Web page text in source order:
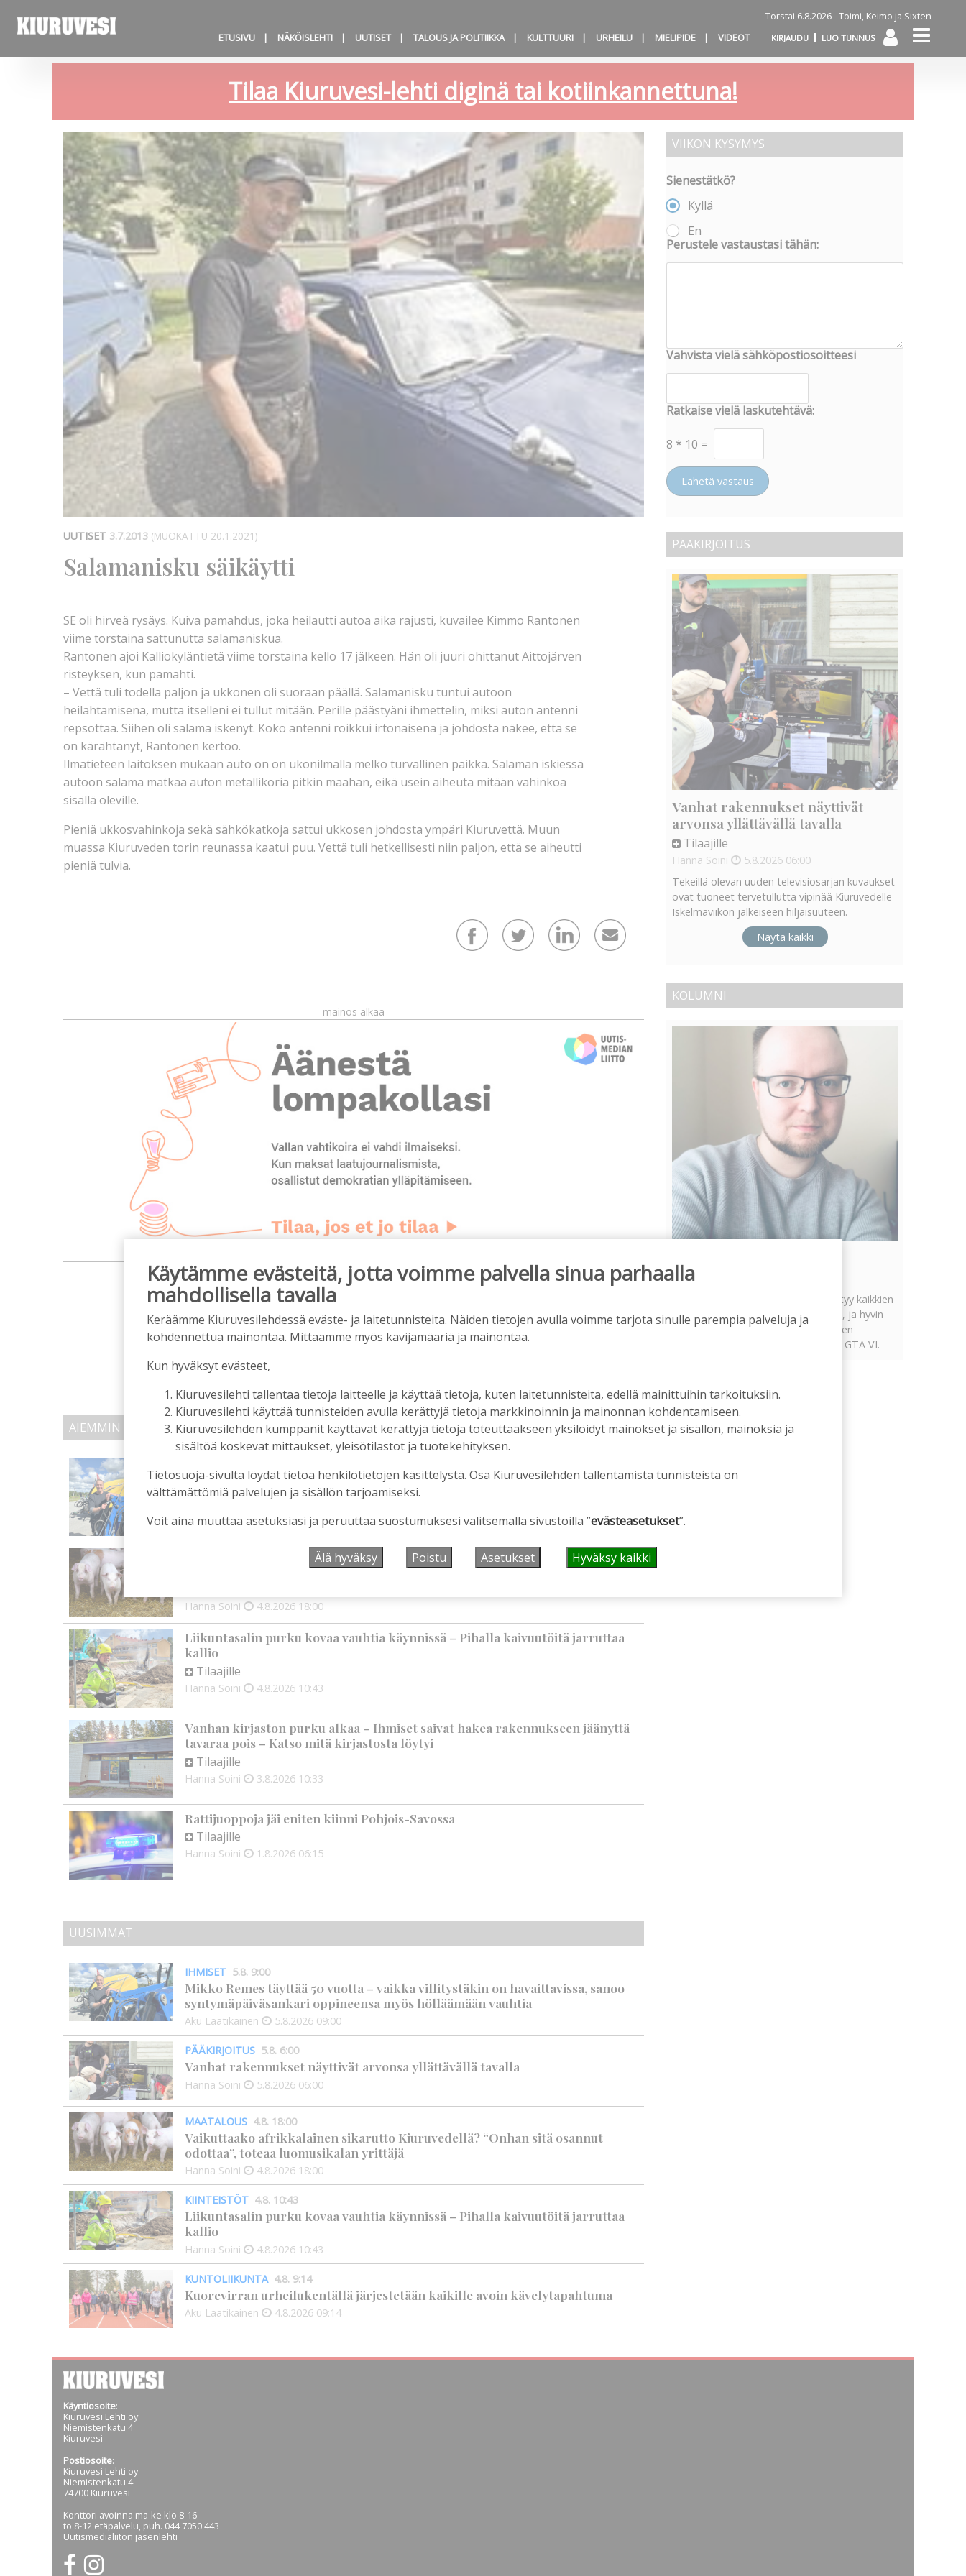
Torstai 6.8.2026 -Toimi, Keimo ja Sixten
ETUSIVU
NÄKÖISLEHTI UUTISET TALOUS JA POLITIIKKA KULTTUURI URHEILU MIELIPIDE VIDEOT KIRJAUDU LUO TUNNUS
Tilaa Kiuruvesi-lehti diginä tai kotiinkannettuna!
UUTISET 3.7.2013 (MUOKATTU 20.1.2021)
Salamanisku säikäytti
SE oli hirveä rysäys. Kuiva pamahdus, joka heilautti autoa aika rajusti, kuvailee Kimmo Rantonen
viime torstaina sattunutta salamaniskua.
Rantonen ajoi Kalliokyläntietä viime torstaina kello 17 jälkeen. Hän oli juuri ohittanut Aittojärven
risteyksen, kun pamahti.
– Vettä tuli todella paljon ja ukkonen oli suoraan päällä. Salamanisku tuntui autoon
heilahtamisena, mutta itselleni ei tullut mitään. Perille päästyäni ihmettelin, miksi auton antenni
repsottaa. Siihen oli salama iskenyt. Koko antenni roikkui irtonaisena ja johdosta näkee, että se
on kärähtänyt, Rantonen kertoo.
Ilmatieteen laitoksen mukaan auto on on ukonilmalla melko turvallinen paikka. Salaman iskiessä
autoon salama matkaa auton metallikoria pitkin maahan, eikä usein aiheuta mitään vahinkoa
sisällä oleville.
Pieniä ukkosvahinkoja sekä sähkökatkoja sattui ukkosen johdosta ympäri Kiuruvettä. Muun
muassa Kiuruveden torin reunassa kaatui puu. Vettä tuli hetkellisesti niin paljon, että se aiheutti
pieniä tulvia.
mainos alkaa
mainos päättyy
AIEMMIN AIHEESTA
syntymäpäiväsankari oppineensa myös hölläämään vauhtia
Tilaajille
Aku Laatikainen 5.8.2026 09:00
Vaikuttaako afrikkalainen sikarutto Kiuruvedellä? “Onhan sitä osannut
odottaa”, toteaa luomusikalan yrittäjä
Hanna Soini 4.8.2026 18:00
Liikuntasalin purku kovaa vauhtia käynnissä – Pihalla kaivuutöitä jarruttaa
kallio
Tilaajille
Hanna Soini 4.8.2026 10:43
Vanhan kirjaston purku alkaa – Ihmiset saivat hakea rakennukseen jäänyttä
tavaraa pois – Katso mitä kirjastosta löytyi
Tilaajille
Hanna Soini 3.8.2026 10:33
Rattijuoppoja jäi eniten kiinni Pohjois-Savossa
Tilaajille
Hanna Soini 1.8.2026 06:15
UUSIMMAT
IHMISET 5.8. 9:00
Mikko Remes täyttää 50 vuotta – vaikka villitystäkin on havaittavissa, sanoo
syntymäpäiväsankari oppineensa myös hölläämään vauhtia
Aku Laatikainen 5.8.2026 09:00
PÄÄKIRJOITUS 5.8. 6:00
Vanhat rakennukset näyttivät arvonsa yllättävällä tavalla
Hanna Soini 5.8.2026 06:00
MAATALOUS 4.8. 18:00
Vaikuttaako afrikkalainen sikarutto Kiuruvedellä? “Onhan sitä osannut
odottaa”, toteaa luomusikalan yrittäjä
Hanna Soini 4.8.2026 18:00
KIINTEISTÖT 4.8. 10:43
Liikuntasalin purku kovaa vauhtia käynnissä – Pihalla kaivuutöitä jarruttaa
kallio
Hanna Soini 4.8.2026 10:43
KUNTOLIIKUNTA 4.8. 9:14
Kuorevirran urheilukentällä järjestetään kaikille avoin kävelytapahtuma
Aku Laatikainen 4.8.2026 09:14
VIIKON KYSYMYS
Sienestätkö?
Kyllä
En
Perustele vastaustasi tähän:
Vahvista vielä sähköpostiosoitteesi
Ratkaise vielä laskutehtävä:
8 * 10 =
Lähetä vastaus
PÄÄKIRJOITUS
Vanhat rakennukset näyttivät
arvonsa yllättävällä tavalla
Tilaajille
Hanna Soini 5.8.2026 06:00
Tekeillä olevan uuden televisiosarjan kuvaukset
ovat tuoneet tervetullutta vipinää Kiuruvedelle
Iskelmäviikon jälkeiseen hiljaisuuteen.
Näytä kaikki
KOLUMNI
Aku Laatikainen
Tämän vuoden marraskuussa ilmestyy kaikkien
aikojen odotetuin ja ennakkotilatuin, ja hyvin
todennäköisesti myös kaikkien aikojen
myydyimmäksi videopeliksi nouseva GTA VI.
Käyntiosoite:
Kiuruvesi Lehti oy
Niemistenkatu 4
Kiuruvesi
Postiosoite:
Kiuruvesi Lehti oy
Niemistenkatu 4
74700 Kiuruvesi
Konttori avoinna ma-ke klo 8-16
to 8-12 etäpalvelu, puh. 044 7050 443
Uutismedialiiton jäsenlehti
Käytämme evästeitä, jotta voimme palvella sinua parhaalla
mahdollisella tavalla
Keräämme Kiuruvesilehdessä eväste- ja laitetunnisteita. Näiden tietojen avulla voimme tarjota sinulle parempia palveluja ja
kohdennettua mainontaa. Mittaamme myös kävijämääriä ja mainontaa.
Kun hyväksyt evästeet,
Kiuruvesilehti tallentaa tietoja laitteelle ja käyttää tietoja, kuten laitetunnisteita, edellä mainittuihin tarkoituksiin.
Kiuruvesilehti käyttää tunnisteiden avulla kerättyjä tietoja markkinoinnin ja mainonnan kohdentamiseen.
Kiuruvesilehden kumppanit käyttävät kerättyjä tietoja toteuttaakseen yksilöidyt mainokset ja sisällön, mainoksia ja
sisältöä koskevat mittaukset, yleisötilastot ja tuotekehityksen.
Tietosuoja-sivulta löydät tietoa henkilötietojen käsittelystä. Osa Kiuruvesilehden tallentamista tunnisteista on
välttämättömiä palvelujen ja sisällön tarjoamiseksi.
Voit aina muuttaa asetuksiasi ja peruuttaa suostumuksesi valitsemalla sivustoilla ”evästeasetukset”.
Älä hyväksy Poistu Asetukset Hyväksy kaikki